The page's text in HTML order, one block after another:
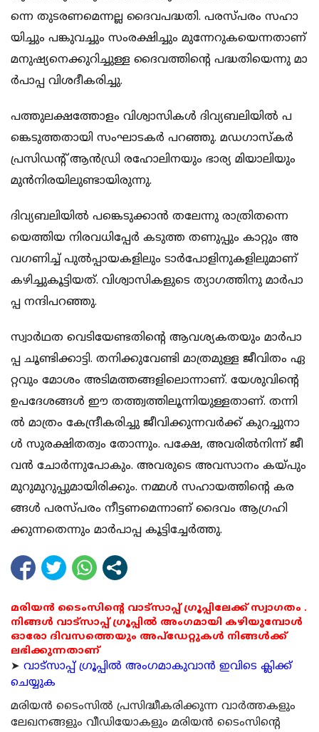
ന്നെ തു​​​​​ട​​​​​ര​​​​​ണ​​​​​മെ​​​​​ന്ന​​​​​ല്ല ദൈ​​​​​വ​​​​​പ​​​​​ദ്ധ​​​​​തി. പ​​​​​ര​​​​​സ്പ​​​​​രം സ​​​​​ഹാ​​​​​
യി​​​​​ച്ചും പ​​​​​ങ്കു​​​​​വ​​​​​ച്ചും സം​​​​​ര​​​​​ക്ഷി​​​​​ച്ചും മു​​​​​ന്നേ​​​​​റു​​​​​ക​​​​​യെ​​​​​ന്ന​​​​​താ​​​​​ണ്
മ​​​​​നു​​​​​ഷ്യ​​​​​നെ​​​​​ക്കു​​​​​റി​​​​​ച്ചു​​​​​ള്ള ദൈ​​​​​വ​​​​​ത്തി​​​​​ന്‍റെ പ​​​​​ദ്ധ​​​​​തി​​​​​യെ​​​​​ന്നു മാ​​​​​
ർ​​​​​പാ​​​​​പ്പ വി​​​​​ശ​​​​​ദീ​​​​​ക​​​​​രി​​​​​ച്ചു.
പ​​​​​ത്തു​​​​​ല​​​​​ക്ഷ​​​​​ത്തോ​​​​​ളം വി​​​​​ശ്വാ​​​​​സി​​​​​ക​​​​​ൾ ദി​​​​​വ്യ​​​​​ബ​​​​​ലി​​​​​യി​​​​​ൽ പ​​​​​
ങ്കെ​​​​​ടു​​​​​ത്ത​​​​​താ​​​​​യി സം​​​​​ഘാ​​​​​ട​​​​​ക​​​​​ർ പ​​​​​റ​​​​​ഞ്ഞു. മ​​​​​ഡ​​​​​ഗാ​​​​​സ്ക​​​​​ർ
പ്ര​​​​​സി​​​​​ഡ​​​​​ന്‍റ് ആ​​​​​ൻ​​​​​ഡ്രി ര​​​​​ഹോ​​​​​ലി​​​​​ന​​​​​യും ഭാ​​​​​ര്യ മി​​​​​യാ​​​​​ലി​​​​​യും
മു​​​​​ൻ​​​​​നി​​​​​ര​​​​​യി​​​​​ലു​​​​​ണ്ടാ​​​​​യി​​​​​രു​​​​​ന്നു.
ദി​​​​​വ്യ​​​​​ബ​​​​​ലി​​​​​യി​​​​​ൽ പ​​​​​ങ്കെ​​​​​ടു​​​​​ക്കാ​​​​​ൻ ത​​​​​ലേ​​​​​ന്നു രാ​​​​​ത്രി​​​​​ത​​​​​ന്നെ​​​​​
യെ​​​​​ത്തി​​​​​യ നി​​​​​ര​​​​​വ​​​​​ധി​​​​​പ്പേ​​​​​ർ ക​​​​​ടു​​​​​ത്ത ത​​​​​ണു​​​​​പ്പും കാ​​​​​റ്റും അ​​​​​
വ​​​​​ഗ​​​​​ണി​​​​​ച്ച് പു​​​​​ൽ​​​​​പ്പായ​​​​​ക​​​​​ളി​​​​​ലും ടാ​​​​​ർ​​​​​പോ​​​​​ളി​​​​​നു​​​​​ക​​​​​ളി​​​​​ലു​​​​​മാ​​​​​ണ്
ക​​​​​ഴി​​​​​ച്ചു​​​​​കൂ​​​​​ട്ടി​​​​​യ​​​​​ത്. വി​​​​​ശ്വാ​​​​​സി​​​​​ക​​​​​ളു​​​​​ടെ ത്യാ​​​​​ഗ​​​​​ത്തി​​​​​നു മാ​​​​​ർ​​​​​പാ​​​​​
പ്പ ന​​​​​ന്ദി​​​​​പ​​​​​റ​​​​​ഞ്ഞു.
സ്വാ​​​​​ർ​​​​​ഥ​​​​​ത വെ​​​​​ടി​​​​​യേ​​​​​ണ്ട​​​​​തി​​​​​ന്‍റെ ആ​​​​​വ​​​​​ശ്യ​​​​​ക​​​​​ത​​​​​യും മാ​​​​​ർ​​​​​പാ​​​​​
പ്പ ചൂ​​​​​ണ്ടി​​​​​ക്കാ​​​​​ട്ടി. ത​​​​​നി​​​​​ക്കു​​​​​വേ​​​​​ണ്ടി മാ​​​​​ത്ര​​​​​മു​​​​​ള്ള ജീ​​​​​വി​​​​​തം ഏ​​​​​
റ്റ​​​​​വും മോ​​​​​ശം അ​​​​​ടി​​​​​മ​​​​​ത്തങ്ങ​​​​​ളി​​​​​ലൊ​​​​​ന്നാ​​​​​ണ്. യേ​​​​​ശു​​​​​വി​​​​​ന്‍റെ
ഉ​​​​​പ​​​​​ദേ​​​​​ശ​​​​​ങ്ങ​​​​​ൾ ഈ ​​​​​ത​​​​​ത്ത്വത്തി​​​​​ലൂ​​​​​ന്നി​​​​​യു​​​​​ള്ള​​​​​താ​​​​​ണ്. ത​​​​​ന്നി​​​​​
ൽ​​​​​ മാ​​​​​ത്രം കേ​​​​​ന്ദ്രീ​​​​​ക​​​​​രി​​​​​ച്ചു ജീ​​​​​വി​​​​​ക്കു​​​​​ന്ന​​​​​വ​​​​​ർ​​​​​ക്ക് കു​​​​​റ​​​​​ച്ചു​​​​​നാ​​​​​
ൾ സു​​​​​ര​​​​​ക്ഷി​​​​​ത​​​​​ത്വം തോ​​​​​ന്നും. പ​​​​​ക്ഷേ, അ​​​​​വ​​​​​രി​​​​​ൽ​​​​​നി​​​​​ന്ന് ജീ​​​​​
വ​​​​​ൻ ചോ​​​​​ർ​​​​​ന്നു​​​​​പോ​​​​​കും. അ​​​​​വ​​​​​രു​​​​​ടെ അ​​​​​വ​​​​​സാ​​​​​നം ക​​​​​യ്പും
മു​​​​​റു​​​​​മു​​​​​റു​​​​​പ്പു​​​​​മാ​​​​​യി​​​​​രി​​​​​ക്കും. ന​​​​​മ്മ​​​​​ൾ സ​​​​​ഹാ​​​​​യ​​​​​ത്തി​​​​​ന്‍റെ ക​​​​​ര​​​​​
ങ്ങ​​​​​ൾ പ​​​​​ര​​​​​സ്പ​​​​​രം നീ​​​​​ട്ട​​​​​ണ​​​​​മെ​​​​​ന്നാ​​​​​ണ് ദൈ​​​​​വം ആ​​​​​ഗ്ര​​​​​ഹി​​​​​
ക്കു​​​​​ന്ന​​​​​തെ​​​​​ന്നും മാ​​​​​ർ​​​​​പാ​​​​​പ്പ കൂ​​​​​ട്ടി​​​​​ച്ചേ​​​​​ർ​​​​​ത്തു.
മരിയൻ ടൈംസിന്റെ വാട്സാപ്പ് ഗ്രൂപ്പിലേക്ക് സ്വാഗതം .
നിങ്ങൾ വാട്സാപ്പ് ഗ്രൂപ്പിൽ അംഗമായി കഴിയുമ്പോൾ
ഓരോ ദിവസത്തെയും അപ്ഡേറ്റുകൾ നിങ്ങൾക്ക്
ലഭിക്കുന്നതാണ്
➤ വാട്സാപ്പ് ഗ്രൂപ്പിൽ അംഗമാകുവാൻ ഇവിടെ ക്ലിക്ക്
ചെയ്യുക
മരിയന്‍ ടൈംസില്‍ പ്രസിദ്ധീകരിക്കുന്ന വാര്‍ത്തകളും
ലേഖനങ്ങളും വീഡിയോകളും മരിയന്‍ ടൈംസിന്റെ